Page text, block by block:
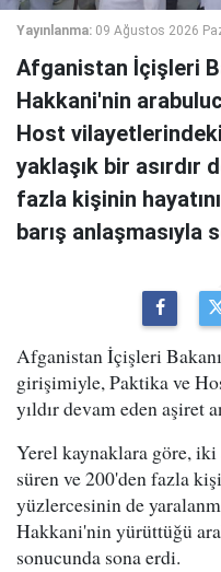
Yayınlanma: 09 Ağustos 2026
Afganistan İçişleri
Hakkani'nin
Host
yaklaşık bir asırdır
fazla kişinin
barış anlaşmasıyla
Afganistan İçişleri
girişimiyle, Paktika ve
yıldır devam eden aşiret
Yerel kaynaklara göre, iki
süren ve 200'den fazla
yüzlercesinin de
Hakkani'nin yürüttüğü
sonucunda sona erdi.